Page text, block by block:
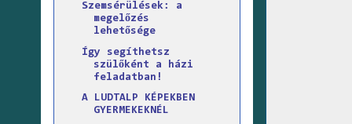
Szemsérülések: a
megelőzés
lehetősége
Így segíthetsz
szülőként a házi
feladatban!
A LUDTALP KÉPEKBEN
GYERMEKEKNÉL